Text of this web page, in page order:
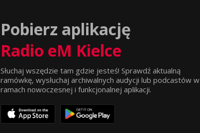
Pobierz aplikację
Radio eM Kielce
Słuchaj wszędzie tam gdzie jesteś! Sprawdź aktualną
ramówkę, wysłuchaj archiwalnych audycji lub podcastów w
ramach nowoczesnej i funkcjonalnej aplikacji.